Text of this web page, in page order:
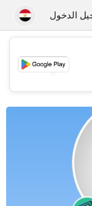
الدخول
💖